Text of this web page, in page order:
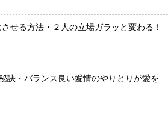
せる方法・２人の立場ガラッと変わる！
訣・バランス良い愛情のやりとりが愛を